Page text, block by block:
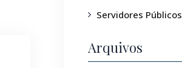
Servidores Públicos
Arquivos